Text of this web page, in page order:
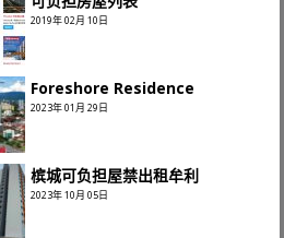
2019年 02月 10日
Foreshore Residence
2023年 01月 29日
槟城可负担屋禁出租牟利
2023年 10月 05日